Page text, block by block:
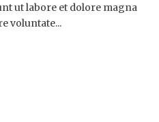
ut labore et dolore magna
voluntate...